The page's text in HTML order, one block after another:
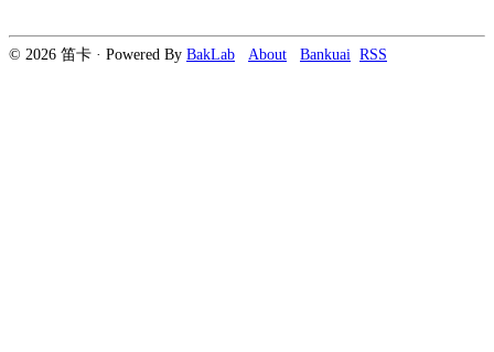
© 2026 笛卡 · Powered By BakLab About Bankuai RSS